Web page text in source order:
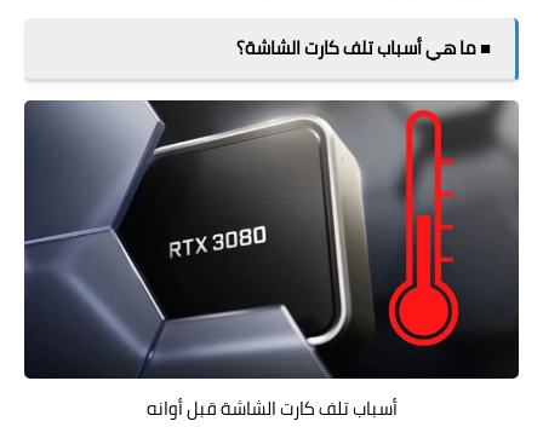
■ ما هي أسباب تلف كارت الشاشة؟
أسباب تلف كارت الشاشة قبل أوانه